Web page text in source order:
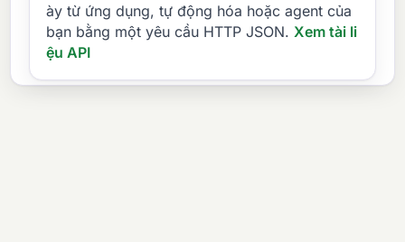
ày từ ứng dụng, tự động hóa hoặc agent của
bạn bằng một yêu cầu HTTP JSON. Xem tài li
ệu API